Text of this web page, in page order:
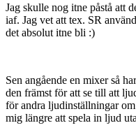
Jag skulle nog itne påstå att
iaf. Jag vet att tex. SR
det absolut itne bli :)
Sen angående en mixer så
den främst för att se till att
för andra ljudinställningar
mig längre att spela in ljud